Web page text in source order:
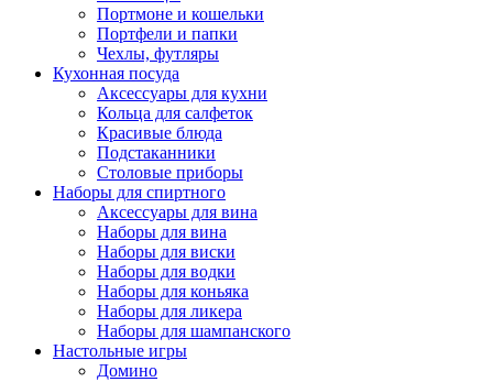
Портмоне и кошельки
Портфели и папки
Чехлы, футляры
Кухонная посуда
Аксессуары для кухни
Кольца для салфеток
Красивые блюда
Подстаканники
Столовые приборы
Наборы для спиртного
Аксессуары для вина
Наборы для вина
Наборы для виски
Наборы для водки
Наборы для коньяка
Наборы для ликера
Наборы для шампанского
Настольные игры
Домино